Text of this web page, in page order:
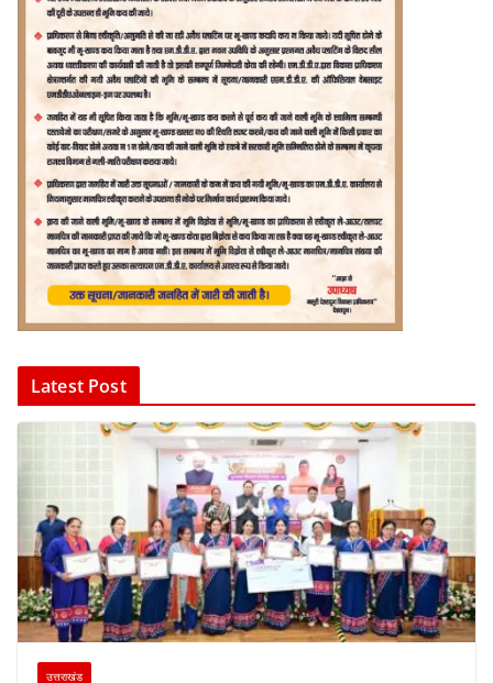
Latest Post
उत्तराखंड